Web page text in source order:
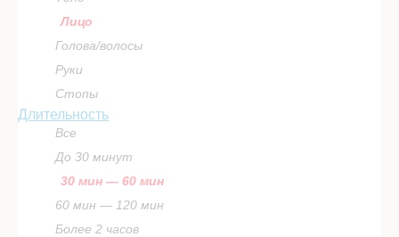
Лицо
Голова/волосы
Руки
Стопы
Длительность
Все
До 30 минут
30 мин — 60 мин
60 мин — 120 мин
Более 2 часов